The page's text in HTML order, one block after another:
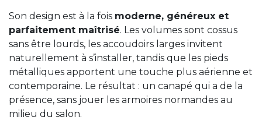
Son design est à la fois moderne, généreux et
parfaitement maîtrisé. Les volumes sont cossus
sans être lourds, les accoudoirs larges invitent
naturellement à s’installer, tandis que les pieds
métalliques apportent une touche plus aérienne et
contemporaine. Le résultat : un canapé qui a de la
présence, sans jouer les armoires normandes au
milieu du salon.